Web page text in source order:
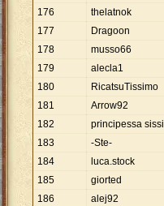
176
thelatnok
177
Dragoon
178
musso66
179
alecla1
180
RicatsuTissimo
181
Arrow92
182
principessa sissi
183
-Ste-
184
luca.stock
185
giorted
186
alej92